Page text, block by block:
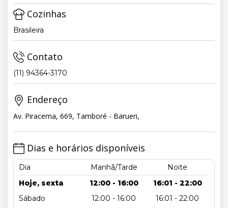
Cozinhas
Brasileira
Contato
(11) 94364-3170
Endereço
Av. Piracema, 669, Tamboré - Barueri,
Dias e horários disponíveis
Dia Manhã/Tarde
Noite
Hoje, sexta
12:00 - 16:00
16:01 - 22:00
Sábado
12:00 - 16:00
16:01 - 22:00